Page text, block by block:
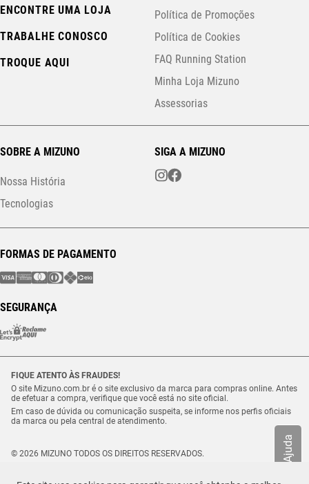
Ajuda
ENCONTRE UMA LOJA
TRABALHE CONOSCO
TROQUE AQUI
Política de Promoções
Política de Cookies
FAQ Running Station
Minha Loja Mizuno
Assessorias
SOBRE A MIZUNO
Nossa História
Tecnologias
SIGA A MIZUNO
FORMAS DE PAGAMENTO
SEGURANÇA
FIQUE ATENTO ÀS FRAUDES!
O site Mizuno.com.br é o site exclusivo da marca para compras online. Antes
de efetuar a compra, verifique que você está no site oficial.
Em caso de dúvida ou comunicação suspeita, se informe nos perfis oficiais
da marca ou pela central de atendimento.
© 2026 MIZUNO TODOS OS DIREITOS RESERVADOS.